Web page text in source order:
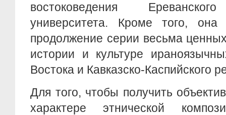
востоковедения Ереванского
университета. Кроме того, она
продолжение серии весьма
истории и культуре
Востока и Кавказско-Каспийского
Для того, чтобы получить
характере этнической